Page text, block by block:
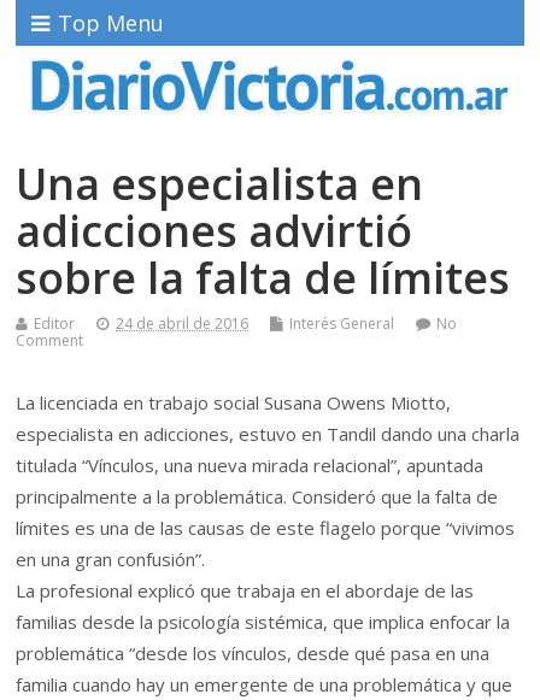
Top Menu
Una especialista en
adicciones advirtió
sobre la falta de límites
Editor 24 de abril de 2016 Interés General
No
Comment
La licenciada en trabajo social Susana Owens Miotto,
especialista en adicciones, estuvo en Tandil dando una charla
titulada “Vínculos, una nueva mirada relacional”, apuntada
principalmente a la problemática. Consideró que la falta de
límites es una de las causas de este flagelo porque “vivimos
en una gran confusión”.
La profesional explicó que trabaja en el abordaje de las
familias desde la psicología sistémica, que implica enfocar la
problemática “desde los vínculos, desde qué pasa en una
familia cuando hay un emergente de una problemática y que